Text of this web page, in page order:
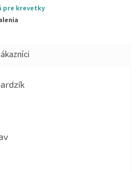
pre krevetky
obchodu je 5 z 5 hviezdičiek.
obchodu je 5 z 5 hviezdičiek.